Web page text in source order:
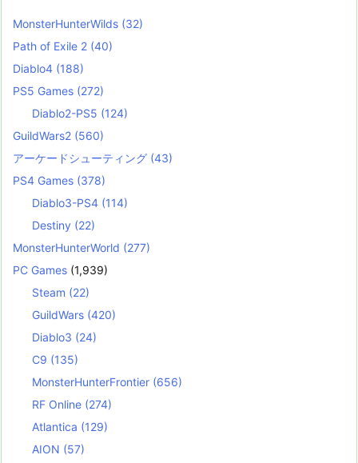
MonsterHunterWilds (32)
Path of Exile 2 (40)
Diablo4 (188)
PS5 Games (272)
Diablo2-PS5 (124)
GuildWars2 (560)
アーケードシューティング (43)
PS4 Games (378)
Diablo3-PS4 (114)
Destiny (22)
MonsterHunterWorld (277)
PC Games (1,939)
Steam (22)
GuildWars (420)
Diablo3 (24)
C9 (135)
MonsterHunterFrontier (656)
RF Online (274)
Atlantica (129)
AION (57)